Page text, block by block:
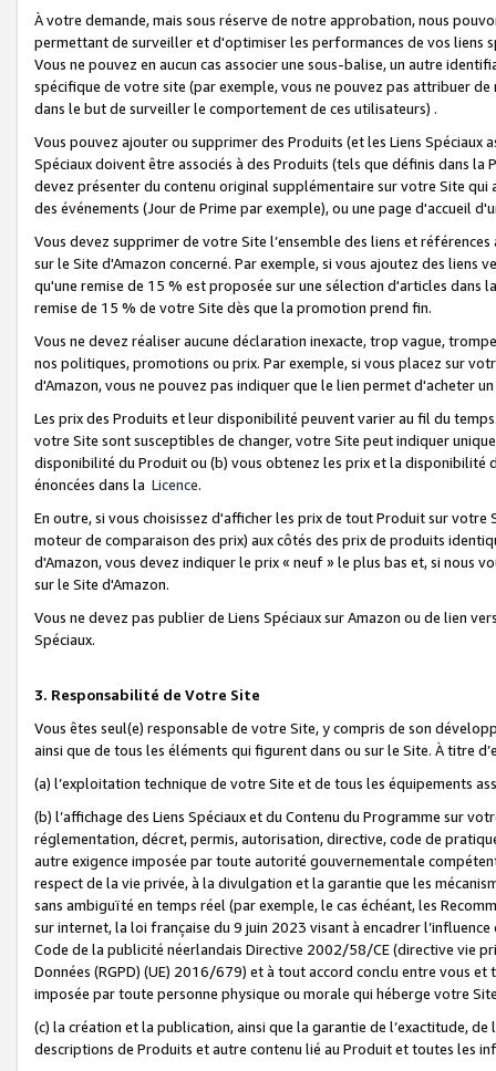
À votre demande, mais sous réserve de notre approbation, nous
permettant de surveiller et d'optimiser les performances de vos liens
Vous ne pouvez en aucun cas associer une sous-balise, un autre
spécifique de votre site (par exemple, vous ne pouvez pas attribuer
dans le but de surveiller le comportement de ces utilisateurs) .
Vous pouvez ajouter ou supprimer des Produits (et les Liens
Spéciaux doivent être associés à des Produits (tels que définis dans
devez présenter du contenu original supplémentaire sur votre Site qui
des événements (Jour de Prime par exemple), ou une page d'accueil
Vous devez supprimer de votre Site l’ensemble des liens et
sur le Site d'Amazon concerné. Par exemple, si vous ajoutez des
qu'une remise de 15 % est proposée sur une sélection d'articles
remise de 15 % de votre Site dès que la promotion prend fin.
Vous ne devez réaliser aucune déclaration inexacte, trop vague,
nos politiques, promotions ou prix. Par exemple, si vous placez sur
d'Amazon, vous ne pouvez pas indiquer que le lien permet d'acheter
Les prix des Produits et leur disponibilité peuvent varier au fil du
votre Site sont susceptibles de changer, votre Site peut indiquer
disponibilité du Produit ou (b) vous obtenez les prix et la disponibilité
énoncées dans la Licence.
En outre, si vous choisissez d'afficher les prix de tout Produit sur
moteur de comparaison des prix) aux côtés des prix de produits
d'Amazon, vous devez indiquer le prix « neuf » le plus bas et, si nous
sur le Site d'Amazon.
Vous ne devez pas publier de Liens Spéciaux sur Amazon ou de lien
Spéciaux.
3. Responsabilité de Votre Site
Vous êtes seul(e) responsable de votre Site, y compris de son
ainsi que de tous les éléments qui figurent dans ou sur le Site. À titre
(a) l’exploitation technique de votre Site et de tous les équipements
(b) l’affichage des Liens Spéciaux et du Contenu du Programme sur
réglementation, décret, permis, autorisation, directive, code de
autre exigence imposée par toute autorité gouvernementale
respect de la vie privée, à la divulgation et la garantie que les
sans ambiguïté en temps réel (par exemple, le cas échéant, les
sur internet, la loi française du 9 juin 2023 visant à encadrer
Code de la publicité néerlandais Directive 2002/58/CE (directive vie
Données (RGPD) (UE) 2016/679) et à tout accord conclu entre vous
imposée par toute personne physique ou morale qui héberge votre
(c) la création et la publication, ainsi que la garantie de l’exactitude,
descriptions de Produits et autre contenu lié au Produit et toutes les